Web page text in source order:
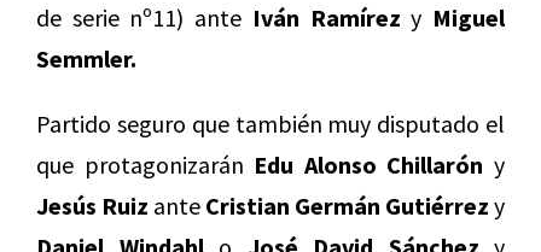
de serie nº11) ante Iván Ramírez y Miguel
Semmler.
Partido seguro que también muy disputado el
que protagonizarán Edu Alonso Chillarón y
Jesús Ruiz ante Cristian Germán Gutiérrez y